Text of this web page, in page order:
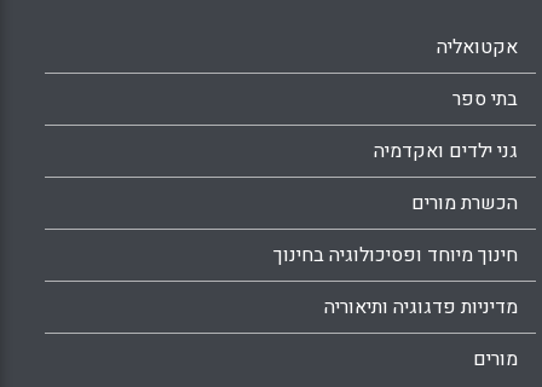
אקטואליה
בתי ספר
גני ילדים ואקדמיה
הכשרת מורים
חינוך מיוחד ופסיכולוגיה בחינוך
מדיניות פדגוגיה ותיאוריה
מורים